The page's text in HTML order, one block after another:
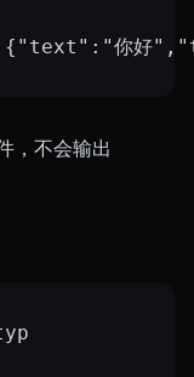
你好
，不会输出